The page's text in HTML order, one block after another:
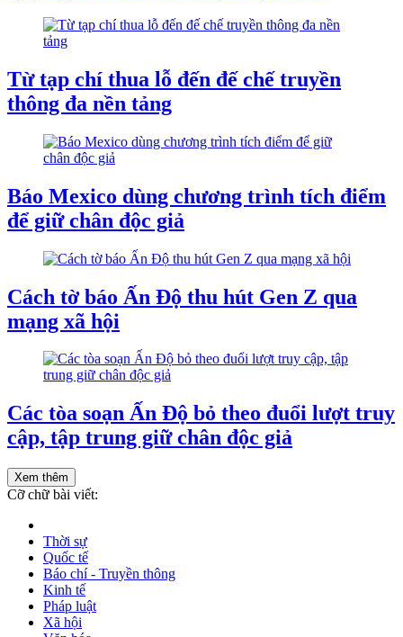
Từ tạp chí thua lỗ đến đế chế truyền
thông đa nền tảng
Báo Mexico dùng chương trình tích điểm
để giữ chân độc giả
Cách tờ báo Ấn Độ thu hút Gen Z qua
mạng xã hội
Các tòa soạn Ấn Độ bỏ theo đuổi lượt truy
cập, tập trung giữ chân độc giả
Xem thêm
Cỡ chữ bài viết:
Thời sự
Quốc tế
Báo chí - Truyền thông
Kinh tế
Pháp luật
Xã hội